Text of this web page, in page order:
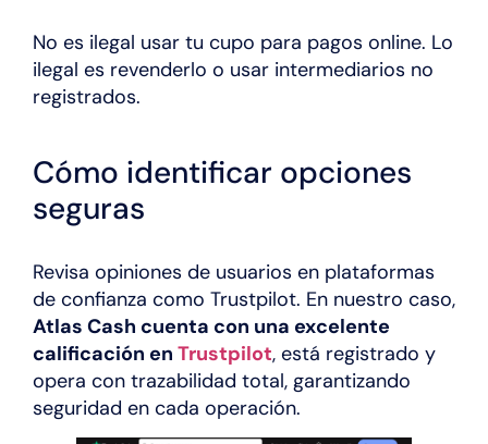
No es ilegal usar tu cupo para pagos online. Lo
ilegal es revenderlo o usar intermediarios no
registrados.
Cómo identificar opciones
seguras
Revisa opiniones de usuarios en plataformas
de confianza como Trustpilot. En nuestro caso,
Atlas Cash cuenta con una excelente
calificación en Trustpilot, está registrado y
opera con trazabilidad total, garantizando
seguridad en cada operación.